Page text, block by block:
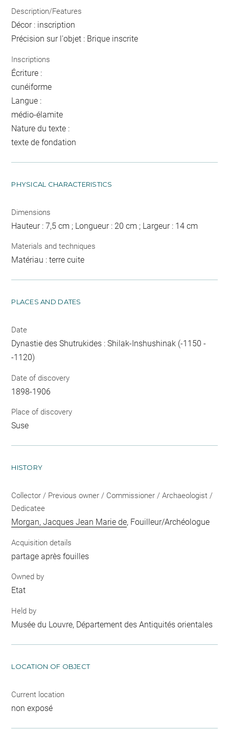
Description/Features
Décor : inscription
Précision sur l'objet : Brique inscrite
Inscriptions
Écriture :
cunéiforme
Langue :
médio-élamite
Nature du texte :
texte de fondation
PHYSICAL CHARACTERISTICS
Dimensions
Hauteur : 7,5 cm ; Longueur : 20 cm ; Largeur : 14 cm
Materials and techniques
Matériau : terre cuite
PLACES AND DATES
Date
Dynastie des Shutrukides : Shilak-Inshushinak (-1150 -
-1120)
Date of discovery
1898-1906
Place of discovery
Suse
HISTORY
Collector / Previous owner / Commissioner / Archaeologist /
Dedicatee
Morgan, Jacques Jean Marie de, Fouilleur/Archéologue
Acquisition details
partage après fouilles
Owned by
Etat
Held by
Musée du Louvre, Département des Antiquités orientales
LOCATION OF OBJECT
Current location
non exposé